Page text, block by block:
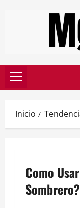
Inicio
Como Usar